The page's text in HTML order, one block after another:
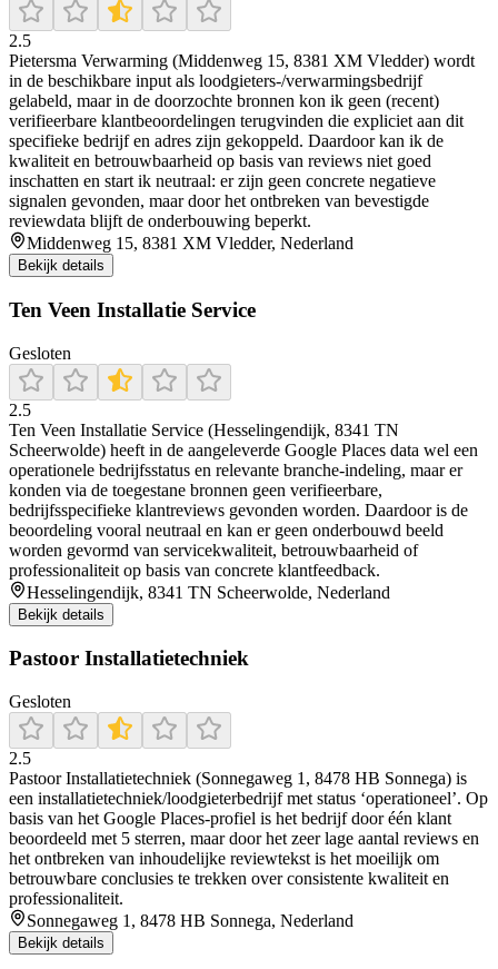
2.5
Pietersma Verwarming (Middenweg 15, 8381 XM Vledder) wordt
in de beschikbare input als loodgieters-/verwarmingsbedrijf
gelabeld, maar in de doorzochte bronnen kon ik geen (recent)
verifieerbare klantbeoordelingen terugvinden die expliciet aan dit
specifieke bedrijf en adres zijn gekoppeld. Daardoor kan ik de
kwaliteit en betrouwbaarheid op basis van reviews niet goed
inschatten en start ik neutraal: er zijn geen concrete negatieve
signalen gevonden, maar door het ontbreken van bevestigde
reviewdata blijft de onderbouwing beperkt.
Middenweg 15, 8381 XM Vledder, Nederland
Bekijk details
Ten Veen Installatie Service
Gesloten
2.5
Ten Veen Installatie Service (Hesselingendijk, 8341 TN
Scheerwolde) heeft in de aangeleverde Google Places data wel een
operationele bedrijfsstatus en relevante branche-indeling, maar er
konden via de toegestane bronnen geen verifieerbare,
bedrijfsspecifieke klantreviews gevonden worden. Daardoor is de
beoordeling vooral neutraal en kan er geen onderbouwd beeld
worden gevormd van servicekwaliteit, betrouwbaarheid of
professionaliteit op basis van concrete klantfeedback.
Hesselingendijk, 8341 TN Scheerwolde, Nederland
Bekijk details
Pastoor Installatietechniek
Gesloten
2.5
Pastoor Installatietechniek (Sonnegaweg 1, 8478 HB Sonnega) is
een installatietechniek/loodgieterbedrijf met status ‘operationeel’. Op
basis van het Google Places-profiel is het bedrijf door één klant
beoordeeld met 5 sterren, maar door het zeer lage aantal reviews en
het ontbreken van inhoudelijke reviewtekst is het moeilijk om
betrouwbare conclusies te trekken over consistente kwaliteit en
professionaliteit.
Sonnegaweg 1, 8478 HB Sonnega, Nederland
Bekijk details